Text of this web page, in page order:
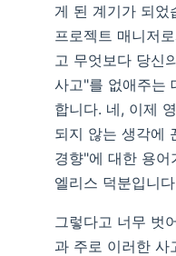
게 된 계기가 되었
프로젝트 매니저
고 무엇보다 당신
사고"를 없애주는
합니다. 네, 이제
되지 않는 생각에
경향"에 대한 용어
엘리스 덕분입니
그렇다고 너무 벗
과 주로 이러한 사